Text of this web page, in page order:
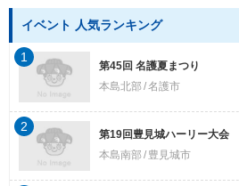
イベント 人気ランキング
第45回 名護夏まつり
本島北部 名護市
1
第19回豊見城ハーリー大会
本島南部
豊見城市
2